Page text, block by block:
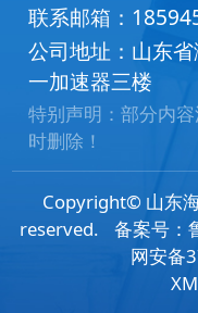
联系邮箱：
公司地址：山东
一加速器三楼
特别声明：部分内
时删除！
Copyright© 山东
reserved.
备案号：
网安备